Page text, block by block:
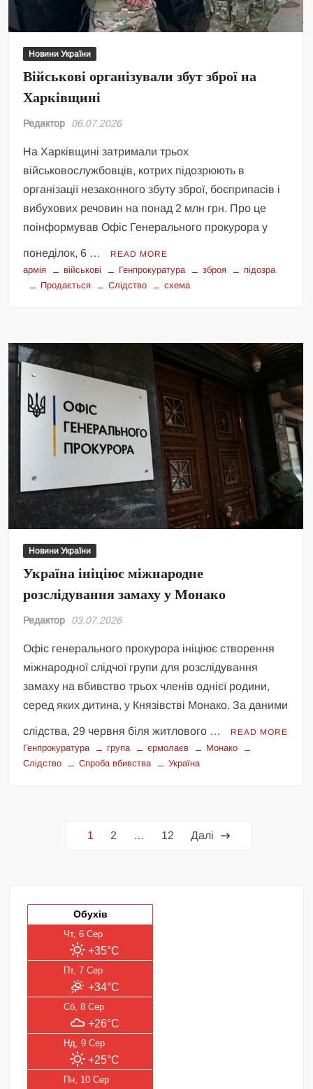
Новини України
Військові організували збут зброї на
Харківщині
Редактор 06.07.2026
На Харківщині затримали трьох
військовослужбовців, котрих підозрюють в
організації незаконного збуту зброї, боєприпасів і
вибухових речовин на понад 2 млн грн. Про це
поінформував Офіс Генерального прокурора у
понеділок, 6 … READ MORE
армія військові Генпрокуратура зброя
підозра
Продається
Слідство схема
Новини України
Україна ініціює міжнародне
розслідування замаху у Монако
Редактор 03.07.2026
Офіс генерального прокурора ініціює створення
міжнародної слідчої групи для розслідування
замаху на вбивство трьох членів однієї родини,
серед яких дитина, у Князівстві Монако. За даними
слідства, 29 червня біля житлового … READ MORE
Генпрокуратура група єрмолаєв
Монако
Слідство
Спроба вбивства Україна
Пагінація1 2 … 12 Далі
Обухів
Чт, 6 Сер
+35°C
Пт, 7 Сер
+34°C
Сб, 8 Сер
+26°C
Нд, 9 Сер
+25°C
Пн, 10 Сер